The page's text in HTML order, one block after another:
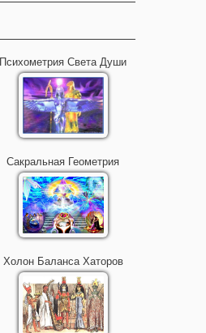
Психометрия Света Души
Сакральная Геометрия
Холон Баланса Хаторов